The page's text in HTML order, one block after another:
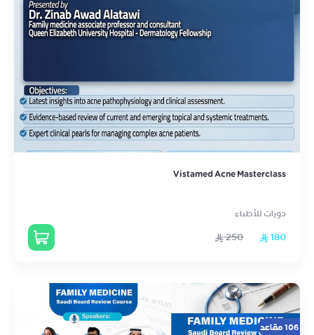
Vistamed Acne Masterclass
دورات للأطباء
180
250
106 مقاعد